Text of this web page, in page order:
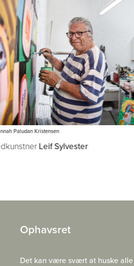
© Hannah Paludan Kristensen
TegnerAnnette Carlsen
Ophavsret
Det kan være svært at huske